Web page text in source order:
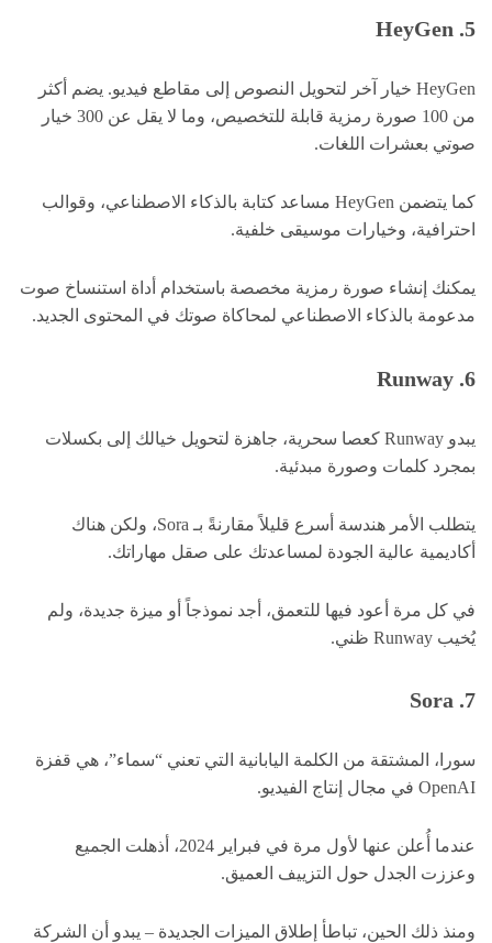
5. HeyGen
HeyGen خيار آخر لتحويل النصوص إلى مقاطع فيديو. يضم أكثر
من 100 صورة رمزية قابلة للتخصيص، وما لا يقل عن 300 خيار
صوتي بعشرات اللغات.
كما يتضمن HeyGen مساعد كتابة بالذكاء الاصطناعي، وقوالب
احترافية، وخيارات موسيقى خلفية.
يمكنك إنشاء صورة رمزية مخصصة باستخدام أداة استنساخ صوت
مدعومة بالذكاء الاصطناعي لمحاكاة صوتك في المحتوى الجديد.
6. Runway
يبدو Runway كعصا سحرية، جاهزة لتحويل خيالك إلى بكسلات
بمجرد كلمات وصورة مبدئية.
يتطلب الأمر هندسة أسرع قليلاً مقارنةً بـ Sora، ولكن هناك
أكاديمية عالية الجودة لمساعدتك على صقل مهاراتك.
في كل مرة أعود فيها للتعمق، أجد نموذجاً أو ميزة جديدة، ولم
يُخيب Runway ظني.
7. Sora
سورا، المشتقة من الكلمة اليابانية التي تعني “سماء”، هي قفزة
OpenAI في مجال إنتاج الفيديو.
عندما أُعلن عنها لأول مرة في فبراير 2024، أذهلت الجميع
وعززت الجدل حول التزييف العميق.
ومنذ ذلك الحين، تباطأ إطلاق الميزات الجديدة – يبدو أن الشركة